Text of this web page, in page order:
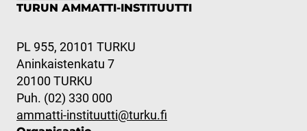
TURUN AMMATTI-INSTITUUTTI
PL 955, 20101 TURKU
Aninkaistenkatu 7
20100 TURKU
Puh. (02) 330 000
ammatti-instituutti@turku.fi